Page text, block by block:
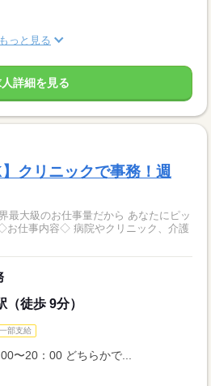
もっと見る
詳細を見る
】クリニックで事務！週
最大級のお仕事量だから あなたにピッ
徒歩 9分）
部支給
〜20：00 どちらかで...